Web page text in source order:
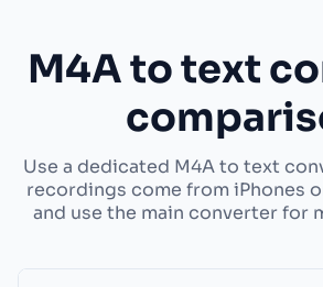
M4A to text
Use a dedicated M4A to text
recordings come from iPhones
and use the main converter for